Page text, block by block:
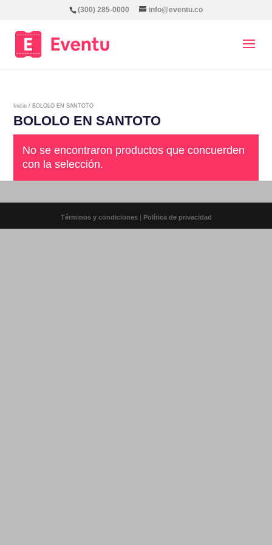
(300) 285-0000 info@eventu.co
Inicio / BOLOLO EN SANTOTO
BOLOLO EN SANTOTO
No se encontraron productos que concuerden
con la selección.
Términos y condiciones | Política de privacidad